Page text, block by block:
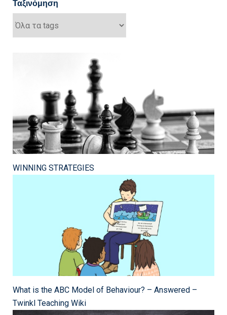
Ταξινόμηση
WINNING STRATEGIES
What is the ABC Model of Behaviour? – Answered –
Twinkl Teaching Wiki